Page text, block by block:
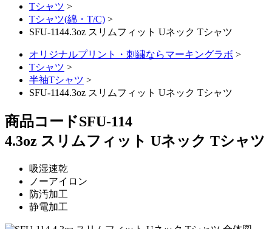
Tシャツ >
Tシャツ(綿・T/C) >
SFU-1144.3oz スリムフィット Uネック Tシャツ
オリジナルプリント・刺繍ならマーキングラボ >
Tシャツ >
半袖Tシャツ >
SFU-1144.3oz スリムフィット Uネック Tシャツ
商品コードSFU-114
4.3oz スリムフィット Uネック Tシャツ
吸湿速乾
ノーアイロン
防汚加工
静電加工